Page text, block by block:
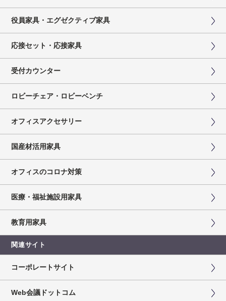
役員家具・エグゼクティブ家具
応接セット・応接家具
受付カウンター
ロビーチェア・ロビーベンチ
オフィスアクセサリー
国産材活用家具
オフィスのコロナ対策
医療・福祉施設用家具
教育用家具
関連サイト
コーポレートサイト
Web会議ドットコム